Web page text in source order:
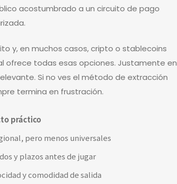
acostumbrado a un circuito de pago
y, en muchos casos, cripto o stablecoins
ofrece todas esas opciones. Justamente en
Si no ves el método de extracción
termina en frustración.
práctico
pero menos universales
y plazos antes de jugar
y comodidad de salida